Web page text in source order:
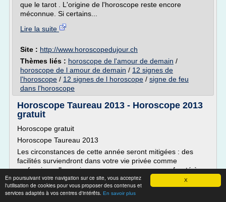
X
En poursuivant votre navigation sur ce site, vous acceptez
l'utilisation de cookies pour vous proposer des contenus et
services adaptés à vos centres d'intérêts. En savoir plus
que le tarot . L'origine de l'horoscope reste encore
méconnue. Si certains...
Lire la suite
Site : http://www.horoscopedujour.ch
Thèmes liés : horoscope de l'amour de demain /
horoscope de l amour de demain / 12 signes de
l'horoscope / 12 signes de l horoscope / signe de feu
dans l'horoscope
Horoscope Taureau 2013 - Horoscope 2013
gratuit
Horoscope gratuit
Horoscope Taureau 2013
Les circonstances de cette année seront mitigées : des
facilités surviendront dans votre vie privée comme
professionnelle, mais vous serez sans cesse confronté à
des réalités incontournables qui vous empêcheront de vous
laisser aller au bien être et à l'insouciance, comme vous
aimez. Neptune empêchera toute véritable maîtrise sur